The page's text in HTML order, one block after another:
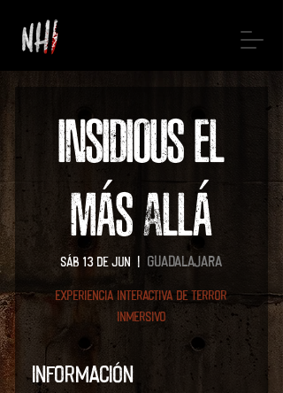
INSIDIOUS EL
MÁS ALLÁ
sáb 13 de jun
  |
Guadalajara
Experiencia interactiva de terror
inmersivo
Información